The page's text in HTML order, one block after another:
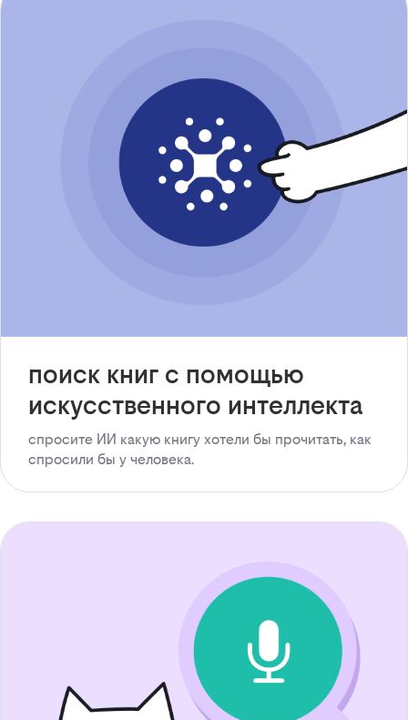
поиск книг с помощью
искусственного интеллекта
спросите ИИ какую книгу хотели бы прочитать, как
спросили бы у человека.